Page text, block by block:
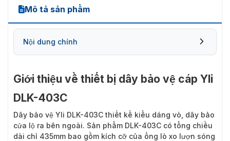
Mô tả sản phẩm
Nội dung chính
Giới thiệu về thiết bị dây bảo vệ cáp Yli
DLK-403C
Dây bảo vệ Yli DLK-403C thiết kế kiểu dáng vò, dây bảo
cửa lộ ra bên ngoài. Sản phẩm DLK-403C có tổng chiều
dài chỉ 435mm bao gồm kích cỡ của ống lò xo lượn sóng